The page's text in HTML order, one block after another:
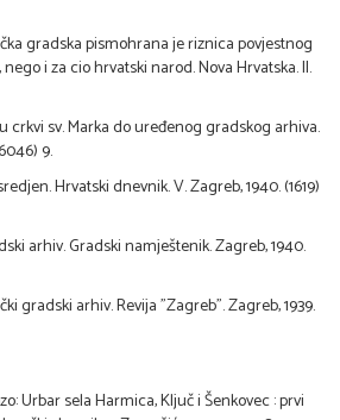
gradska pismohrana je riznica povjestnog
i za cio hrvatski narod. Nova Hrvatska. II.
crkvi sv. Marka do uređenog gradskog arhiva.
9.
Hrvatski dnevnik. V. Zagreb, 1940. (1619)
arhiv. Gradski namještenik. Zagreb, 1940.
gradski arhiv. Revija "Zagreb". Zagreb, 1939.
Urbar sela Harmica, Ključ i Šenkovec : prvi